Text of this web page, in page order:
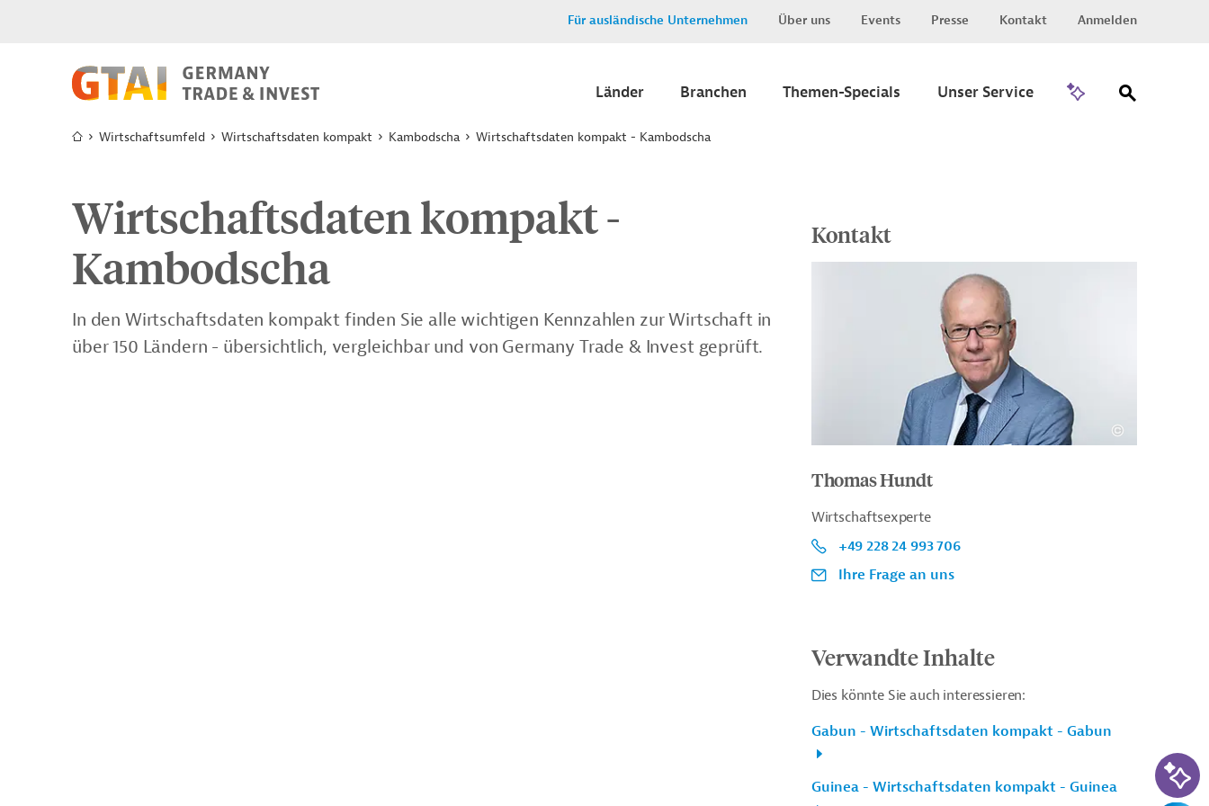
Für ausländische Unternehmen Über uns Events Presse Kontakt Anmelden
Länder Branchen Themen-Specials Unser Service
Wirtschaftsumfeld Wirtschaftsdaten kompakt Kambodscha Wirtschaftsdaten kompakt - Kambodscha
Wirtschaftsdaten kompakt -
Kambodscha
In den Wirtschaftsdaten kompakt finden Sie alle wichtigen Kennzahlen zur Wirtschaft in
über 150 Ländern - übersichtlich, vergleichbar und von Germany Trade & Invest geprüft.
Kontakt
Thomas Hundt
Wirtschaftsexperte
+49 228 24 993 706
Ihre Frage an uns
Verwandte Inhalte
Dies könnte Sie auch interessieren:
Gabun - Wirtschaftsdaten kompakt - Gabun
Guinea - Wirtschaftsdaten kompakt - Guinea
KI-